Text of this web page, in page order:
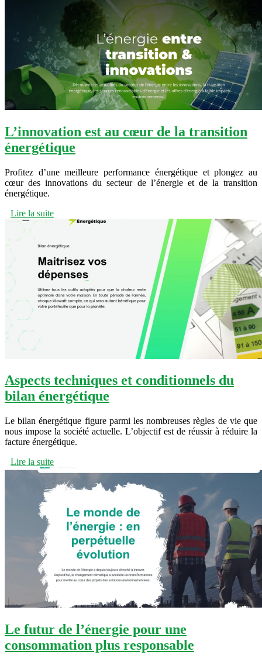
L’innovation est au cœur de la transition
énergétique
Profitez d’une meilleure performance énergétique et plongez au
cœur des innovations du secteur de l’énergie et de la transition
énergétique.
Lire la suite
Aspects techniques et conditionnels du
bilan énergétique
Le bilan énergétique figure parmi les nombreuses règles de vie que
nous impose la société actuelle. L’objectif est de réussir à réduire la
facture énergétique.
Lire la suite
Le futur de l’énergie pour une
consommation plus responsable